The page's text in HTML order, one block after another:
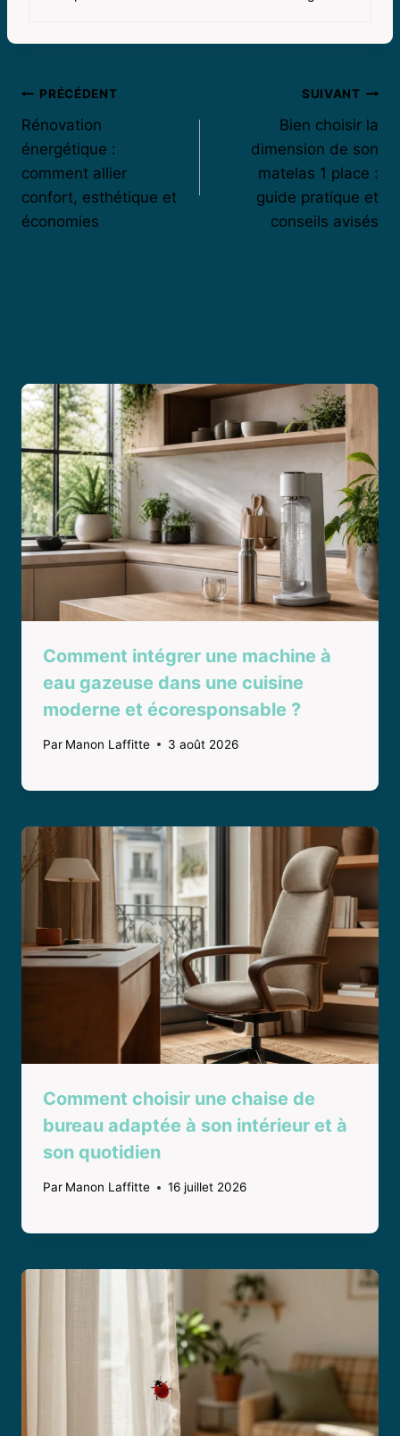
Navigation
de
l’article
PRÉCÉDENT
Rénovation
énergétique :
comment allier
confort, esthétique et
économies
SUIVANT
Bien choisir la
dimension de son
matelas 1 place :
guide pratique et
conseils avisés
Comment intégrer une machine à
eau gazeuse dans une cuisine
moderne et écoresponsable ?
Par Manon Laffitte 3 août 2026
Comment choisir une chaise de
bureau adaptée à son intérieur et à
son quotidien
Par Manon Laffitte 16 juillet 2026